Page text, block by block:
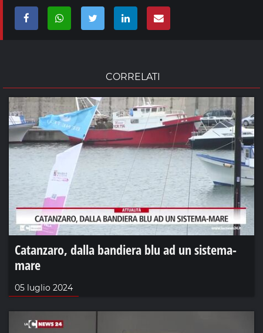
CORRELATI
Catanzaro, dalla bandiera blu ad un sistema-
mare
05 luglio 2024